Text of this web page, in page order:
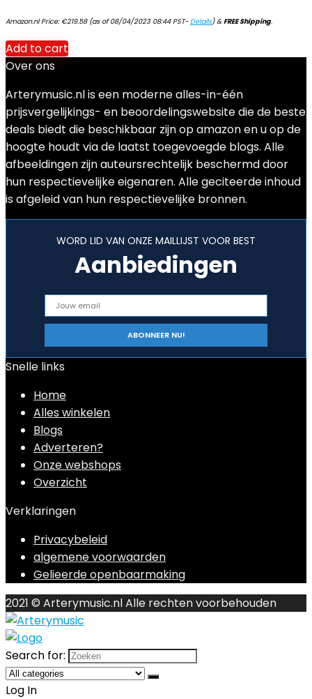
Amazon.nl Price: €219.58(as of 08/04/2023 08:44 PST-Details)&FREE Shipping.
Add to cart
Over ons
Arterymusic.nl is een moderne alles-in-één
prijsvergelijkings- en beoordelingswebsite die de beste
deals biedt die beschikbaar zijn op amazon en u op de
hoogte houdt via de laatst toegevoegde blogs. Alle
afbeeldingen zijn auteursrechtelijk beschermd door
hun respectievelijke eigenaren. Alle geciteerde inhoud
is afgeleid van hun respectievelijke bronnen.
WORD LID VAN ONZE MAILLIJST VOOR BEST
Aanbiedingen
Snelle links
Home
Alles winkelen
Blogs
Adverteren?
Onze webshops
Overzicht
Verklaringen
Privacybeleid
algemene voorwaarden
Gelieerde openbaarmaking
2021 © Arterymusic.nl Alle rechten voorbehouden
Search for:
Log In